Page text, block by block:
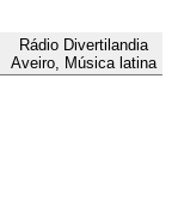
Rádio Divertilandia
Aveiro, Música latina